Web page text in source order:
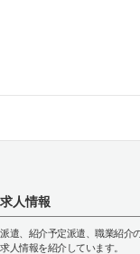
求人情報
派遣、紹介予定派遣、職業紹介
求人情報を紹介しています。